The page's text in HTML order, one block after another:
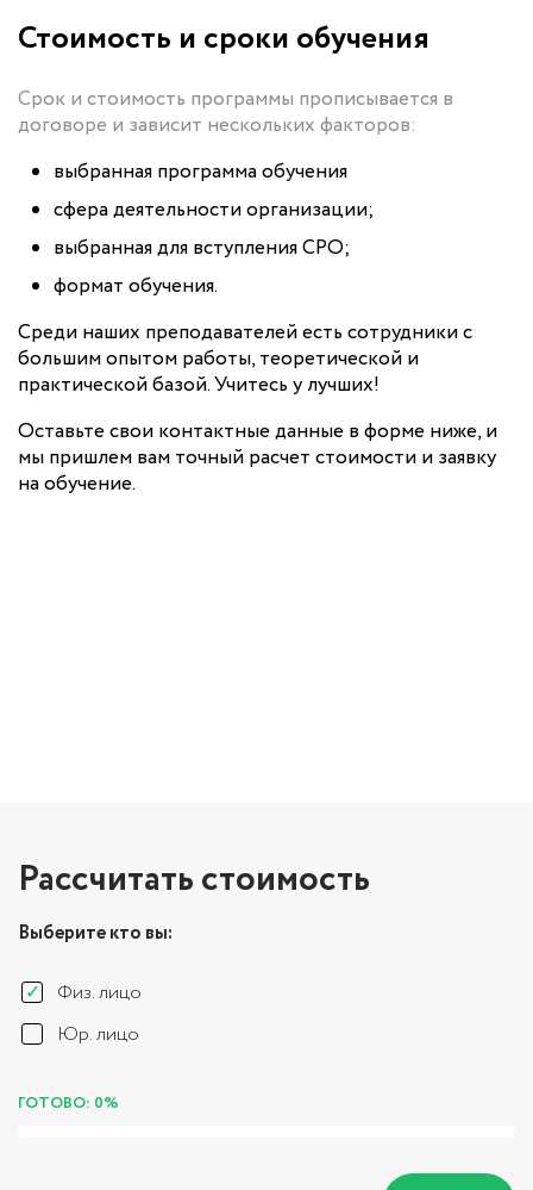
Стоимость и сроки обучения
Срок и стоимость программы прописывается в
договоре и зависит нескольких факторов:
выбранная программа обучения
сфера деятельности организации;
выбранная для вступления СРО;
формат обучения.
Среди наших преподавателей есть сотрудники с
большим опытом работы, теоретической и
практической базой. Учитесь у лучших!
Оставьте свои контактные данные в форме ниже, и
мы пришлем вам точный расчет стоимости и заявку
на обучение.
Рассчитать стоимость
Выберите кто вы:
Физ. лицо
Юр. лицо
ГОТОВО: 0%